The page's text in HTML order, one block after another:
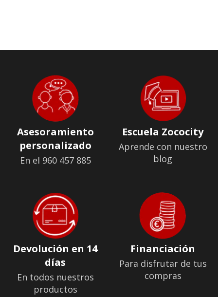
Asesoramiento
personalizado
En el 960 457 885
Escuela Zococity
Aprende con nuestro
blog
Devolución en 14
días
En todos nuestros
productos
Financiación
Para disfrutar de tus
compras